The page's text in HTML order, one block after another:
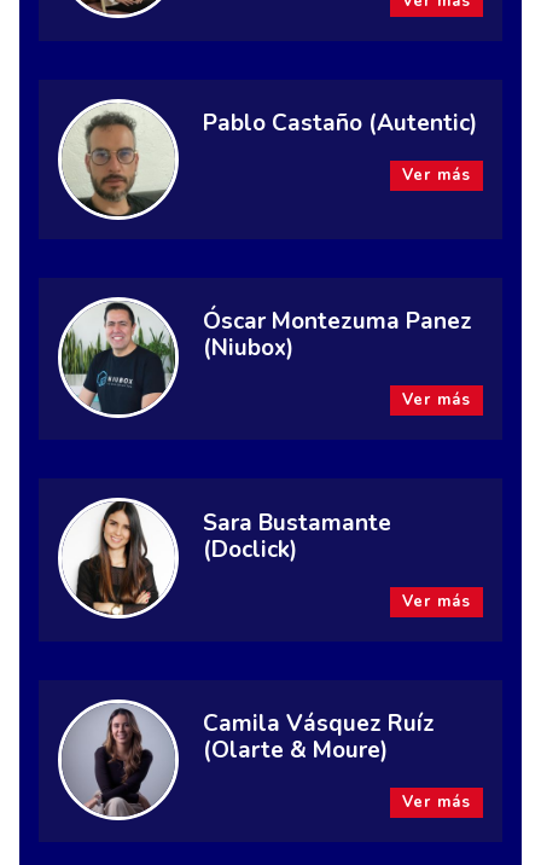
Pablo Castaño (Autentic)
Ver más
Óscar Montezuma Panez
(Niubox)
Ver más
Sara Bustamante
(Doclick)
Ver más
Camila Vásquez Ruíz
(Olarte & Moure)
Ver más